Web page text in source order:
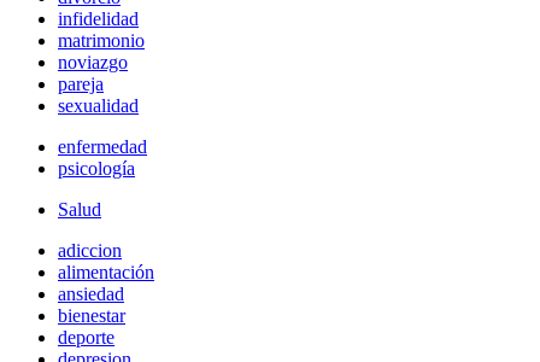
infidelidad
matrimonio
noviazgo
pareja
sexualidad
enfermedad
psicología
Salud
adiccion
alimentación
ansiedad
bienestar
deporte